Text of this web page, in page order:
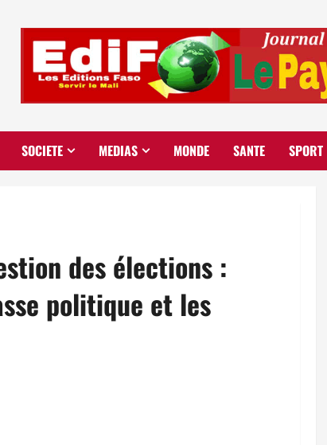
SOCIETE MEDIAS MONDE SANTE SPORT
des élections :
politique et les